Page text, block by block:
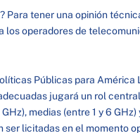
Para tener una opinión
los operadores de
Públicas para América
jugará un rol
medias (entre 1 y 6
ser licitadas en el momento